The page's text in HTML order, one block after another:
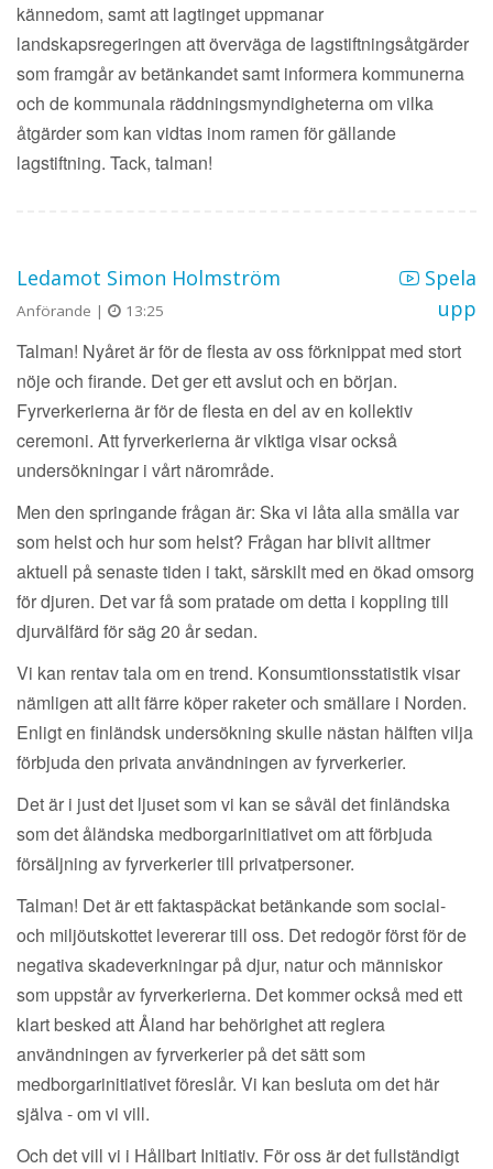
kännedom, samt att lagtinget uppmanar
landskapsregeringen att överväga de lagstiftningsåtgärder
som framgår av betänkandet samt informera kommunerna
och de kommunala räddningsmyndigheterna om vilka
åtgärder som kan vidtas inom ramen för gällande
lagstiftning. Tack, talman!
Ledamot Simon Holmström
Anförande | 13:25
Spela
upp
Talman! Nyåret är för de flesta av oss förknippat med stort
nöje och firande. Det ger ett avslut och en början.
Fyrverkerierna är för de flesta en del av en kollektiv
ceremoni. Att fyrverkerierna är viktiga visar också
undersökningar i vårt närområde.
Men den springande frågan är: Ska vi låta alla smälla var
som helst och hur som helst? Frågan har blivit alltmer
aktuell på senaste tiden i takt, särskilt med en ökad omsorg
för djuren. Det var få som pratade om detta i koppling till
djurvälfärd för säg 20 år sedan.
Vi kan rentav tala om en trend. Konsumtionsstatistik visar
nämligen att allt färre köper raketer och smällare i Norden.
Enligt en finländsk undersökning skulle nästan hälften vilja
förbjuda den privata användningen av fyrverkerier.
Det är i just det ljuset som vi kan se såväl det finländska
som det åländska medborgarinitiativet om att förbjuda
försäljning av fyrverkerier till privatpersoner.
Talman! Det är ett faktaspäckat betänkande som social-
och miljöutskottet levererar till oss. Det redogör först för de
negativa skadeverkningar på djur, natur och människor
som uppstår av fyrverkerierna. Det kommer också med ett
klart besked att Åland har behörighet att reglera
användningen av fyrverkerier på det sätt som
medborgarinitiativet föreslår. Vi kan besluta om det här
själva - om vi vill.
Och det vill vi i Hållbart Initiativ. För oss är det fullständigt